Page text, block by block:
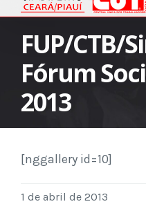
FUP/CTB/
Fórum
2013
[nggallery id=10]
1 de abril de 2013